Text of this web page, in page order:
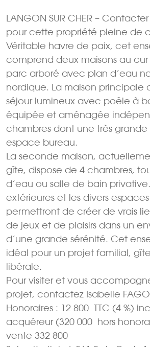
LANGON SUR CHER –
pour cette propriété pleine de
Véritable havre de paix, cet
comprend deux maisons au
parc arboré avec plan d’eau
nordique. La maison principale
séjour lumineux avec poêle à
équipée et aménagée
chambres dont une très
espace bureau.
La seconde maison,
gîte, dispose de 4 chambres,
d’eau ou salle de bain privative.
extérieures et les divers
permettront de créer de vrais
de jeux et de plaisirs dans un
d’une grande sérénité. Cet
idéal pour un projet familial,
libérale.
Pour visiter et vous
projet, contactez Isabelle
Honoraires : 12 800  TTC (4 %)
acquéreur (320 000  hors
vente 332 800 